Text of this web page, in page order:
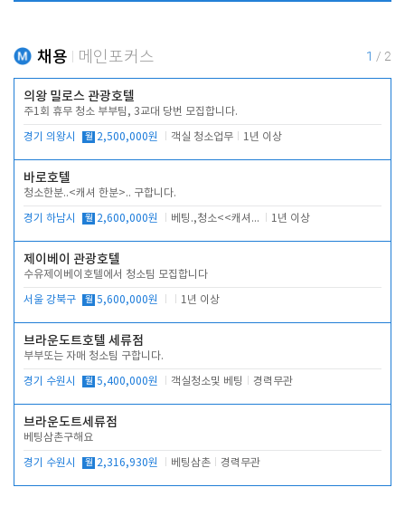
채용 메인포커스 1 / 2
의왕 밀로스 관광호텔
주1회 휴무 청소 부부팀, 3교대 당번 모집합니다.
경기 의왕시 월 2,500,000원 객실 청소업무 1년 이상
바로호텔
청소한분..<캐셔 한분>.. 구합니다.
경기 하남시 월 2,600,000원 베팅.,청소<<캐셔 모셔봅니다. 1년 이상
제이베이 관광호텔
수유제이베이호텔에서 청소팀 모집합니다
서울 강북구 월 5,600,000원 1년 이상
브라운도트호텔 세류점
부부또는 자매 청소팀 구합니다.
경기 수원시 월 5,400,000원 객실청소및 베팅 경력무관
브라운도트세류점
베팅삼촌구해요
경기 수원시 월 2,316,930원 베팅삼촌 경력무관